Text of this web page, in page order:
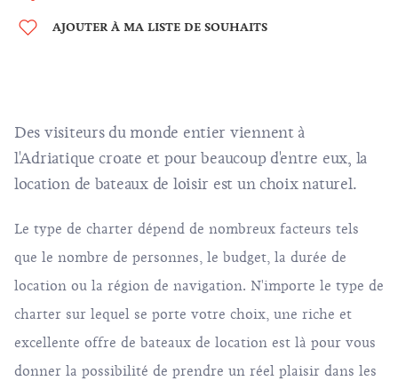
AJOUTER À MA LISTE DE SOUHAITS
Des visiteurs du monde entier viennent à
l'Adriatique croate et pour beaucoup d'entre eux, la
location de bateaux de loisir est un choix naturel.
Le type de charter dépend de nombreux facteurs tels
que le nombre de personnes, le budget, la durée de
location ou la région de navigation. N'importe le type de
charter sur lequel se porte votre choix, une riche et
excellente offre de bateaux de location est là pour vous
donner la possibilité de prendre un réel plaisir dans les